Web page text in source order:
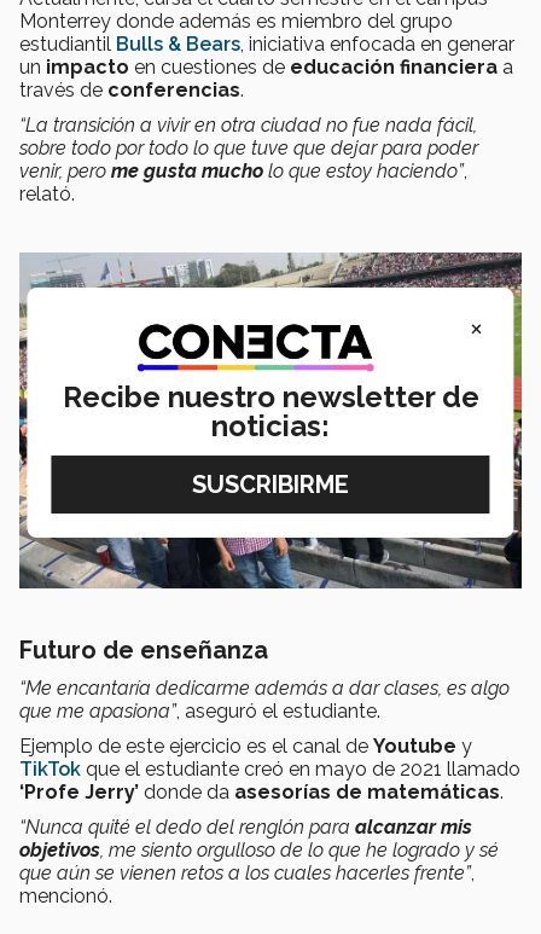
Monterrey donde además es miembro del grupo
estudiantil Bulls & Bears, iniciativa enfocada en generar
un impacto en cuestiones de educación financiera a
través de conferencias.
“La transición a vivir en otra ciudad no fue nada fácil,
sobre todo por todo lo que tuve que dejar para poder
venir, pero me gusta mucho lo que estoy haciendo”,
relató.
Futuro de enseñanza
“Me encantaría dedicarme además a dar clases, es algo
que me apasiona”, aseguró el estudiante.
Ejemplo de este ejercicio es el canal de Youtube y
TikTok que el estudiante creó en mayo de 2021 llamado
‘Profe Jerry’ donde da asesorías de matemáticas.
“Nunca quité el dedo del renglón para alcanzar mis
objetivos , me siento orgulloso de lo que he logrado y sé
que aún se vienen retos a los cuales hacerles frente”,
mencionó.
×
Recibe nuestro newsletter de
noticias: